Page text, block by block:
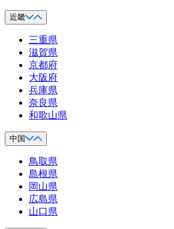
近畿
三重県
滋賀県
京都府
大阪府
兵庫県
奈良県
和歌山県
中国
鳥取県
島根県
岡山県
広島県
山口県